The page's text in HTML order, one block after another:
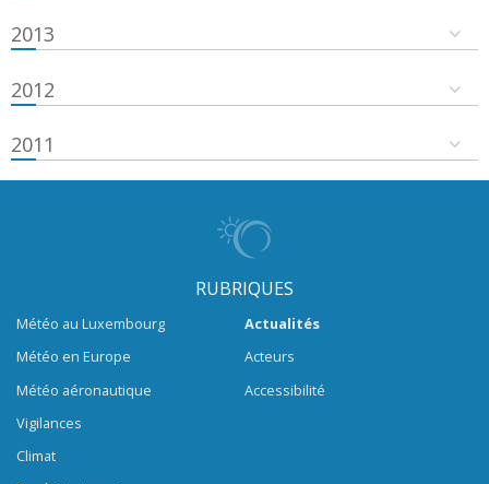
2013
2012
2011
RUBRIQUES
Météo au Luxembourg
Météo en Europe
Météo aéronautique
Vigilances
Climat
Actualités
Acteurs
Accessibilité